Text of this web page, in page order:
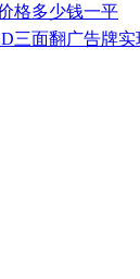
格多少钱一平
三面翻广告牌实